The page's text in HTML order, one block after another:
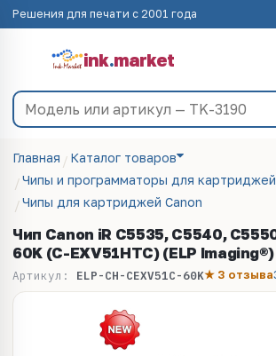
Решения для печати с 2001 года
ink.market
Главная
Каталог товаров
Чипы и программаторы для картриджей
Чипы для картриджей Canon
Чип Canon iR C5535, C5540,
60K (C-EXV51HTC) (ELP Imaging®)
Артикул: ELP-CH-CEXV51C-60K★ 3 отзыва